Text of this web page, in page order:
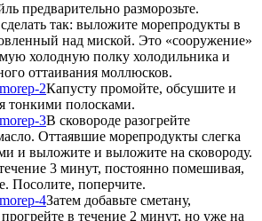
предварительно разморозьте.
так: выложите морепродукты в
над миской. Это «сооружение»
холодную полку холодильника и
оттаивания моллюсков.
Капусту промойте, обсушите и
тонкими полосками.
В сковороде разогрейте
Оттаявшие морепродукты слегка
и выложите и выложите на сковороду.
3 минут, постоянно помешивая,
Посолите, поперчите.
Затем добавьте сметану,
в течение 2 минут, но уже на